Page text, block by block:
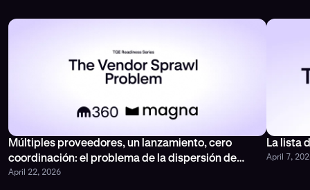
Múltiples proveedores, un lanzamiento, cero
coordinación: el problema de la dispersión de
proveedores
April 22, 2026
La lista
April 7,